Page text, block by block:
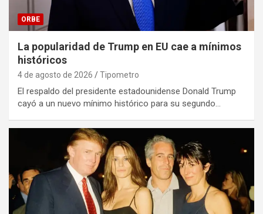
ORBE
La popularidad de Trump en EU cae a mínimos
históricos
4 de agosto de 2026 Tipometro
El respaldo del presidente estadounidense Donald Trump
cayó a un nuevo mínimo histórico para su segundo…